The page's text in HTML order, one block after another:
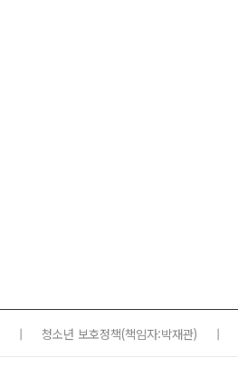
청소년 보호정책(책임자:박재관)